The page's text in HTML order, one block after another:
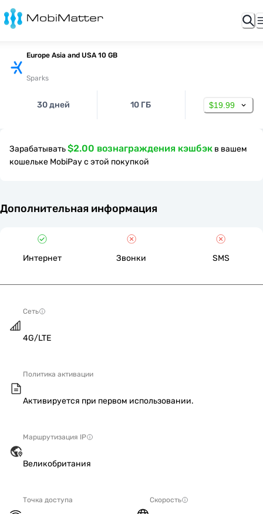
Europe Asia and USA 10 GB
Sparks
30 дней 10 ГБ $19.99
Зарабатывать$2.00 вознаграждения кэшбэк в вашем
кошельке MobiPay с этой покупкой
Дополнительная информация
Интернет Звонки SMS
Сеть
4G/LTE
Политика активации
Активируется при первом использовании.
Маршрутизация IP
Великобритания
Точка доступа Скорость